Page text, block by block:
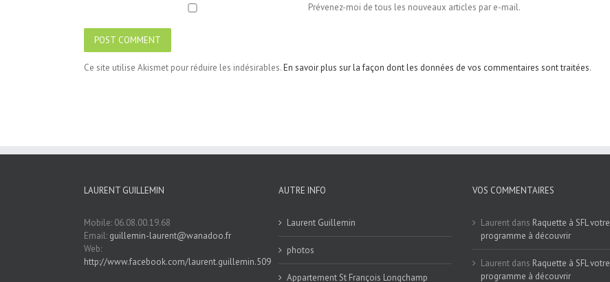
Prévenez-moi de tous les nouveaux articles par e-mail.
Ce site utilise Akismet pour réduire les indésirables.En savoir plus sur la façon dont les données de vos commentaires sont traitées.
LAURENT GUILLEMIN
Mobile: 06.08.00.19.68
Email: guillemin-laurent@wanadoo.fr
Web:
http://www.facebook.com/laurent.guillemin.509
AUTRE INFO
Laurent Guillemin
photos
Appartement St François Longchamp
VOS COMMENTAIRES
Laurent dans Raquette à SFL votre
programme à découvrir
Laurent dans Raquette à SFL votre
programme à découvrir